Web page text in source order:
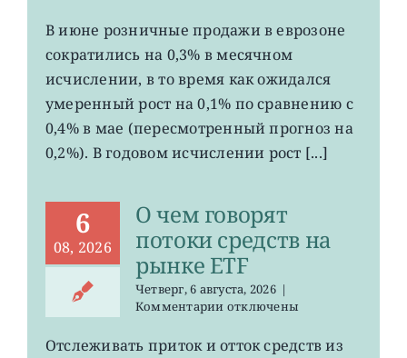
EZU,
HEDJ:
розничные
продажи
зоне
евро
В июне розничные продажи в еврозоне
сократились на 0,3% в месячном
исчислении, в то время как ожидался
умеренный рост на 0,1% по сравнению с
0,4% в мае (пересмотренный прогноз на
0,2%). В годовом исчислении рост [...]
6
08, 2026
О чем говорят
потоки средств на
рынке ETF
Четверг, 6 августа, 2026 |
Комментариик
О
отключены
Отслеживать приток и отток средств из